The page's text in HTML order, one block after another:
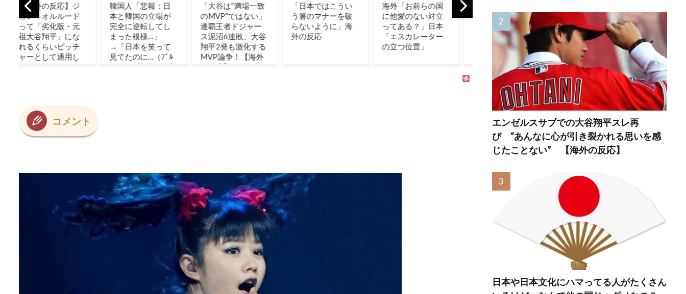
「大谷は“満場一致
のMVP”ではない」
連覇王者ドジャー
ス泥沼6連敗、大谷
翔平2発も激化する
MVP論争！【海外
の反応】
「日本ではこうい
う箸のマナーを破
らないように」海
外の反応
海外「お前らの国
に他愛のない対立
ってある？」日本
「エスカレーター
日本が2年間限定で
食品減税を決定！
（海外の反応）
回の地震でも段ボ
ールベッドを出し
てきたので後進国
なのは変わらない
ようです」
ットサンB210は思
い出の詰まったク
ルマだ！
本塁
ドジ
で悔
韓国人「悲報：日
本と韓国の立場が
完全に逆転してし
まった模様…」
→「日本を笑って
見てたのに…（ﾌﾞﾙ
ﾌﾞﾙ」＝韓国の反応
コメント
エンゼルスサブでの大谷翔平スレ再
び “あんなに心が引き裂かれる思いを感
じたことない” 【海外の反応】
日本や日本文化にハマってる人がたくさん